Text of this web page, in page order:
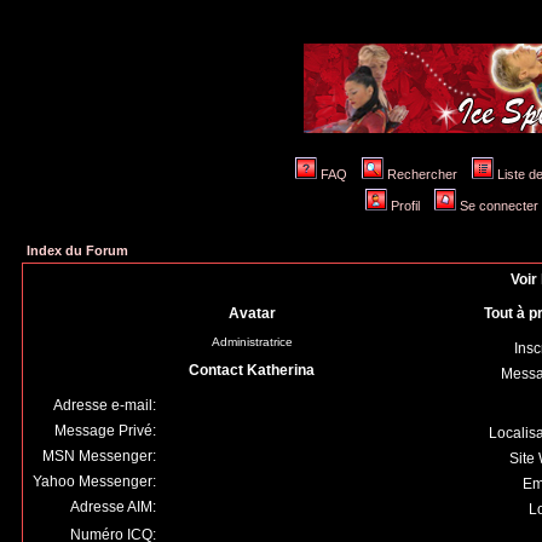
FAQ Rechercher Liste
Profil Se
Index du Forum
Voir
Avatar
Tout à
Administratrice
Site
Contact Katherina
Adresse e-mail:
Message Privé:
MSN Messenger:
Yahoo Messenger:
Adresse AIM:
Numéro ICQ: